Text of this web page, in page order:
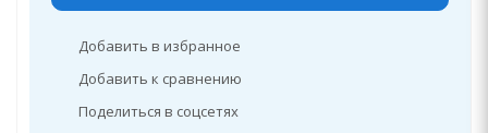
Добавить в избранное
Добавить к сравнению
Поделиться в соцсетях